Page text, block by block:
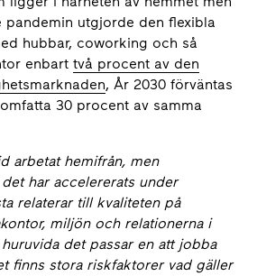
pandemin utgjorde den flexibla
hubbar, coworking och så
enbart två procent av den
, År 2030 förväntas
30 procent av samma
arbetat hemifrån, men
har accelererats under
relaterar till kvaliteten på
miljön och relationerna i
det passar en att jobba
finns stora riskfaktorer vad gäller